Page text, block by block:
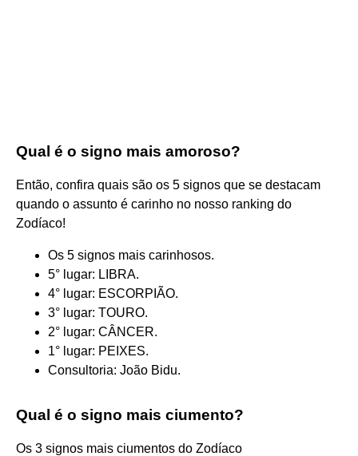
Qual é o signo mais amoroso?
Então, confira quais são os 5 signos que se destacam
quando o assunto é carinho no nosso ranking do
Zodíaco!
Os 5 signos mais carinhosos.
5° lugar: LIBRA.
4° lugar: ESCORPIÃO.
3° lugar: TOURO.
2° lugar: CÂNCER.
1° lugar: PEIXES.
Consultoria: João Bidu.
Qual é o signo mais ciumento?
Os 3 signos mais ciumentos do Zodíaco